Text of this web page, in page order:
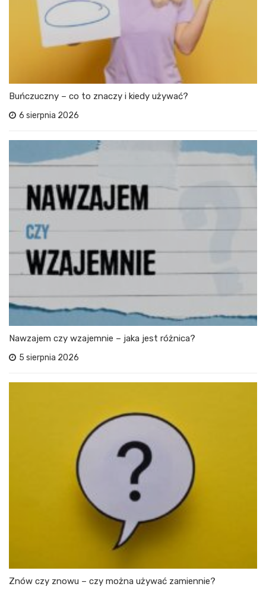
Buńczuczny – co to znaczy i kiedy używać?
6 sierpnia 2026
Nawzajem czy wzajemnie – jaka jest różnica?
5 sierpnia 2026
Znów czy znowu – czy można używać zamiennie?